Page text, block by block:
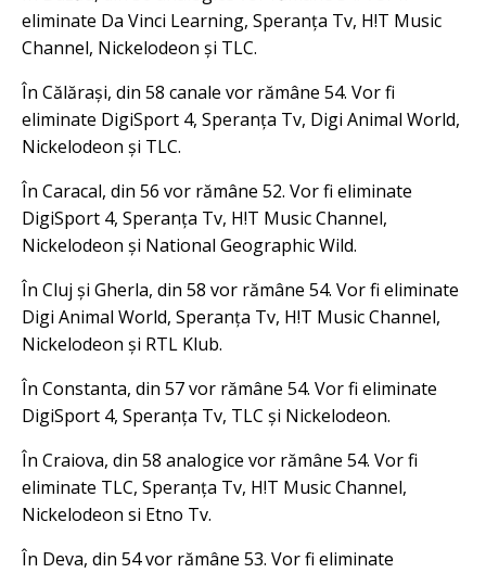
eliminate Da Vinci Learning, Speranța Tv, H!T Music
Channel, Nickelodeon și TLC.
În Călărași, din 58 canale vor rămâne 54. Vor fi
eliminate DigiSport 4, Speranța Tv, Digi Animal World,
Nickelodeon și TLC.
În Caracal, din 56 vor rămâne 52. Vor fi eliminate
DigiSport 4, Speranța Tv, H!T Music Channel,
Nickelodeon și National Geographic Wild.
În Cluj și Gherla, din 58 vor rămâne 54. Vor fi eliminate
Digi Animal World, Speranța Tv, H!T Music Channel,
Nickelodeon și RTL Klub.
În Constanta, din 57 vor rămâne 54. Vor fi eliminate
DigiSport 4, Speranța Tv, TLC și Nickelodeon.
În Craiova, din 58 analogice vor rămâne 54. Vor fi
eliminate TLC, Speranța Tv, H!T Music Channel,
Nickelodeon si Etno Tv.
În Deva, din 54 vor rămâne 53. Vor fi eliminate